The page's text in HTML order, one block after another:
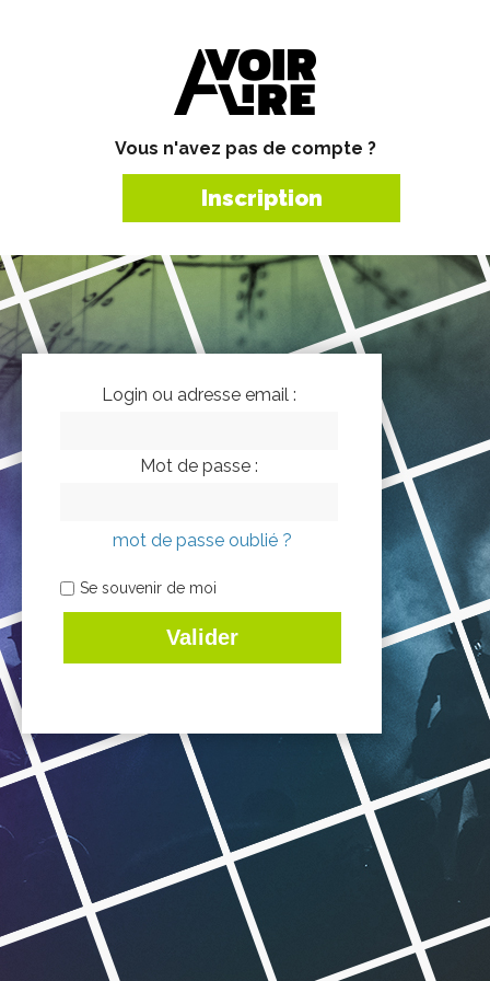
Vous n'avez pas de compte ?
Inscription
Login ou adresse email :
Mot de passe :
mot de passe oublié ?
Se souvenir de moi